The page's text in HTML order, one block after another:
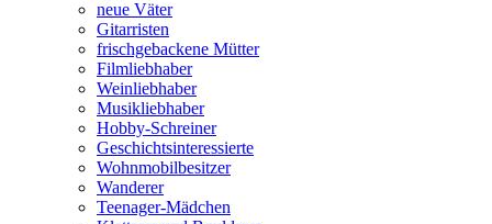
neue Väter
Gitarristen
frischgebackene Mütter
Filmliebhaber
Weinliebhaber
Musikliebhaber
Hobby-Schreiner
Geschichtsinteressierte
Wohnmobilbesitzer
Wanderer
Teenager-Mädchen